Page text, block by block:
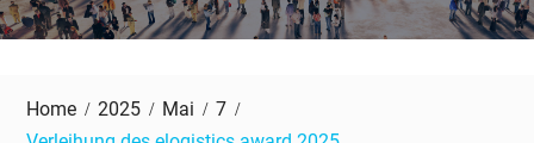
Home 2025 Mai
7